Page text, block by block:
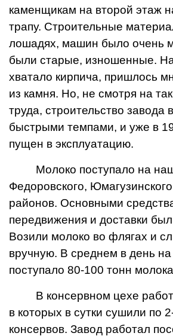
каменщикам на второй этаж
трапу. Строительные
лошадях, машин было очень
были старые, изношенные.
хватало кирпича, пришлось
из камня. Но, не смотря на
труда, строительство завода
быстрыми темпами, и уже в
пущен в эксплуатацию.
Молоко поступало на наш
Федоровского,
районов. Основными
передвижения и доставки
Возили молоко во флягах и
вручную. В среднем в день
поступало 80-100 тонн
В консервном цехе
в которых в сутки сушили по
консервов. Завод работал